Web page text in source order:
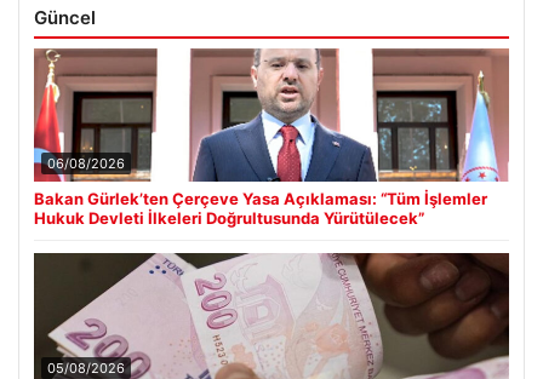
Güncel
06/08/2026
Bakan Gürlek’ten Çerçeve Yasa Açıklaması: “Tüm İşlemler
Hukuk Devleti İlkeleri Doğrultusunda Yürütülecek”
05/08/2026